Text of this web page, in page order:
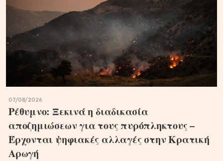
07/08/2026
Ρέθυμνο: Ξεκινά η διαδικασία
αποζημιώσεων για τους πυρόπληκτους –
Έρχονται ψηφιακές αλλαγές στην Κρατική
Αρωγή